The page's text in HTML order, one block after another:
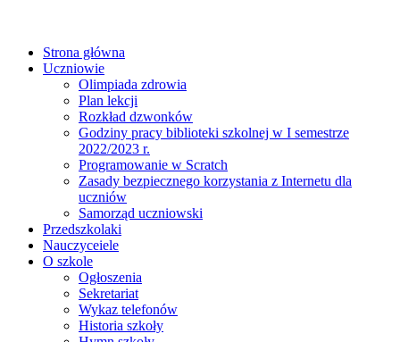
Strona główna
Uczniowie
Olimpiada zdrowia
Plan lekcji
Rozkład dzwonków
Godziny pracy biblioteki szkolnej w I semestrze
2022/2023 r.
Programowanie w Scratch
Zasady bezpiecznego korzystania z Internetu dla
uczniów
Samorząd uczniowski
Przedszkolaki
Nauczyceiele
O szkole
Ogłoszenia
Sekretariat
Wykaz telefonów
Historia szkoły